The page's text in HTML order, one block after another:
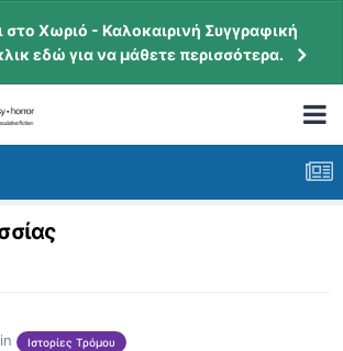
στο Χωριό - Καλοκαιρινή Συγγραφική
εδώ για να μάθετε περισσότερα.
in Ιστορίες Τρόμου